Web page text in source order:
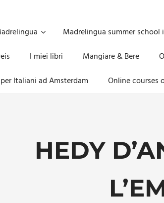
Madrelingua summer school
I miei libri Mangiare & Bere
Italiani ad Amsterdam
Online courses
HEDY